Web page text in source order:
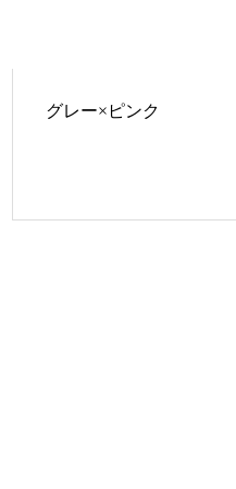
グレー×ピンク